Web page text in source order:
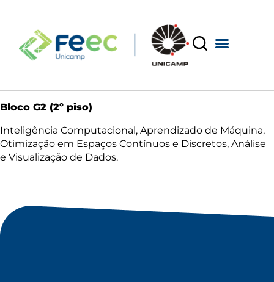
Bloco G2 (2º piso)
Inteligência Computacional, Aprendizado de Máquina,
Otimização em Espaços Contínuos e Discretos, Análise
e Visualização de Dados.